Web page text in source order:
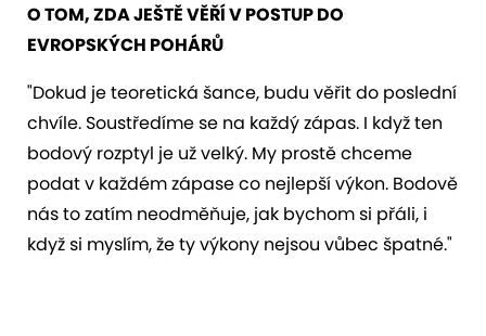
O TOM, ZDA JEŠTĚ VĚŘÍ V POSTUP DO
EVROPSKÝCH POHÁRŮ
"Dokud je teoretická šance, budu věřit do poslední
chvíle. Soustředíme se na každý zápas. I když ten
bodový rozptyl je už velký. My prostě chceme
podat v každém zápase co nejlepší výkon. Bodově
nás to zatím neodměňuje, jak bychom si přáli, i
když si myslím, že ty výkony nejsou vůbec špatné."